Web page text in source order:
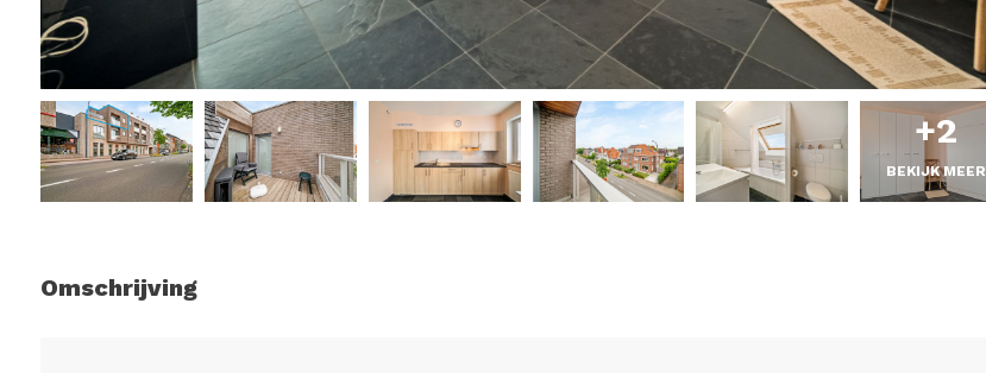
+2
BEKIJK MEER
Omschrijving